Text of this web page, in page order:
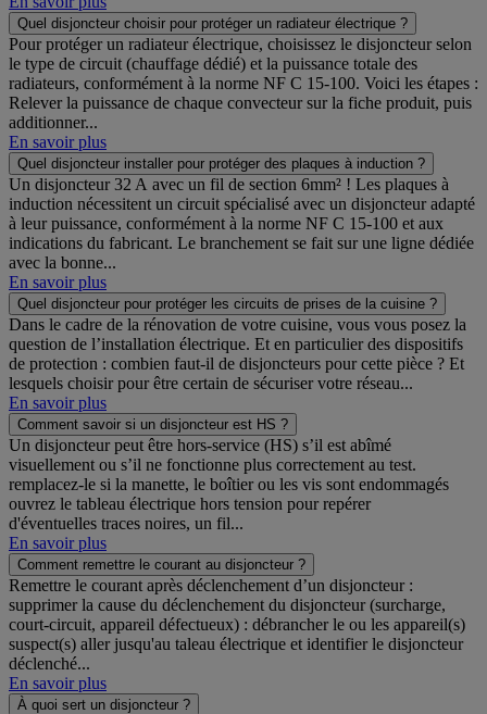
Quel disjoncteur choisir pour protéger un radiateur électrique ?
Pour protéger un radiateur électrique, choisissez le disjoncteur selon
le type de circuit (chauffage dédié) et la puissance totale des
radiateurs, conformément à la norme NF C 15-100. Voici les étapes :
Relever la puissance de chaque convecteur sur la fiche produit, puis
additionner...
En savoir plus
Quel disjoncteur installer pour protéger des plaques à induction ?
Un disjoncteur 32 A avec un fil de section 6mm² ! Les plaques à
induction nécessitent un circuit spécialisé avec un disjoncteur adapté
à leur puissance, conformément à la norme NF C 15‑100 et aux
indications du fabricant. Le branchement se fait sur une ligne dédiée
avec la bonne...
En savoir plus
Quel disjoncteur pour protéger les circuits de prises de la cuisine ?
Dans le cadre de la rénovation de votre cuisine, vous vous posez la
question de l’installation électrique. Et en particulier des dispositifs
de protection : combien faut-il de disjoncteurs pour cette pièce ? Et
lesquels choisir pour être certain de sécuriser votre réseau...
En savoir plus
Comment savoir si un disjoncteur est HS ?
Un disjoncteur peut être hors-service (HS) s’il est abîmé
visuellement ou s’il ne fonctionne plus correctement au test.
remplacez-le si la manette, le boîtier ou les vis sont endommagés
ouvrez le tableau électrique hors tension pour repérer
d'éventuelles traces noires, un fil...
En savoir plus
Comment remettre le courant au disjoncteur ?
Remettre le courant après déclenchement d’un disjoncteur :
supprimer la cause du déclenchement du disjoncteur (surcharge,
court-circuit, appareil défectueux) : débrancher le ou les appareil(s)
suspect(s) aller jusqu'au taleau électrique et identifier le disjoncteur
déclenché...
En savoir plus
À quoi sert un disjoncteur ?